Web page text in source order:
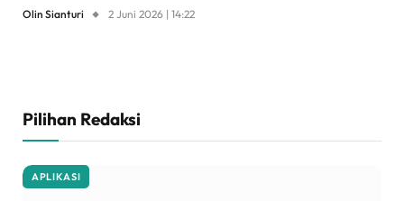
Olin Sianturi 2 Juni 2026 | 14:22
Pilihan Redaksi
APLIKASI